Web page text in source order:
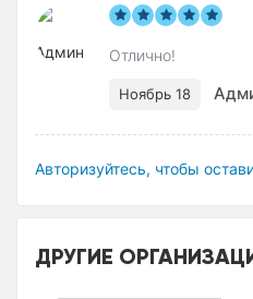
Отлично!
Ноябрь 18
Авторизуйтесь, чтобы
ДРУГИЕ